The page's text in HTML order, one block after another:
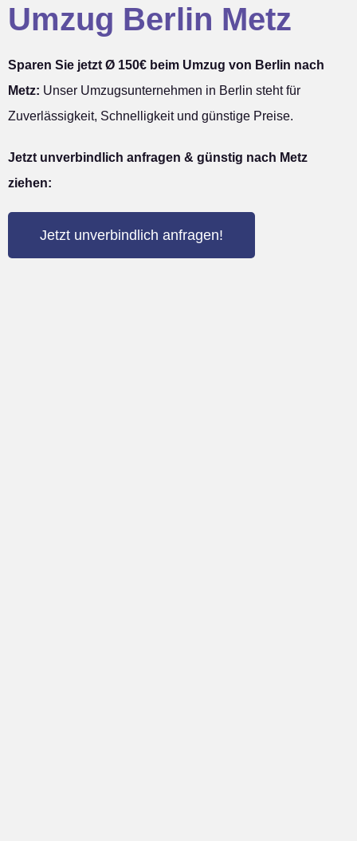
Umzug Berlin Metz
Sparen Sie jetzt Ø 150€ beim Umzug von Berlin nach
Metz: Unser Umzugsunternehmen in Berlin steht für
Zuverlässigkeit, Schnelligkeit und günstige Preise.
Jetzt unverbindlich anfragen & günstig nach Metz
ziehen:
Jetzt unverbindlich anfragen!